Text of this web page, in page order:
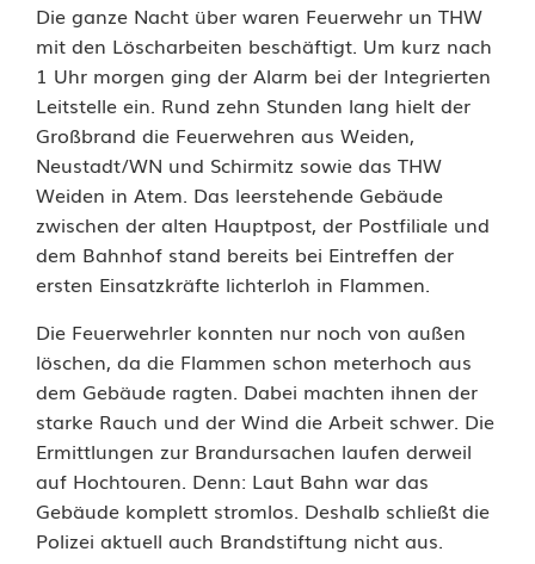
d
e
n
:
B
r
a
n
d
u
r
s
Die ganze Nacht über waren Feuerwehr un THW
mit den Löscharbeiten beschäftigt. Um kurz nach
1 Uhr morgen ging der Alarm bei der Integrierten
Leitstelle ein. Rund zehn Stunden lang hielt der
Großbrand die Feuerwehren aus Weiden,
Neustadt/WN und Schirmitz sowie das THW
Weiden in Atem. Das leerstehende Gebäude
zwischen der alten Hauptpost, der Postfiliale und
dem Bahnhof stand bereits bei Eintreffen der
ersten Einsatzkräfte lichterloh in Flammen.
Die Feuerwehrler konnten nur noch von außen
löschen, da die Flammen schon meterhoch aus
dem Gebäude ragten. Dabei machten ihnen der
starke Rauch und der Wind die Arbeit schwer. Die
Ermittlungen zur Brandursachen laufen derweil
auf Hochtouren. Denn: Laut Bahn war das
Gebäude komplett stromlos. Deshalb schließt die
Polizei aktuell auch Brandstiftung nicht aus.